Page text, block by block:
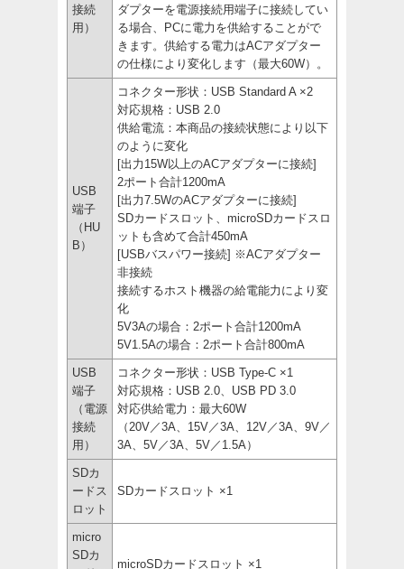
接続
用）
ダプターを電源接続用端子に接続してい
る場合、PCに電力を供給することがで
きます。供給する電力はACアダプター
の仕様により変化します（最大60W）。
USB
端子
（HU
B）
コネクター形状：USB Standard A ×2
対応規格：USB 2.0
供給電流：本商品の接続状態により以下
のように変化
[出力15W以上のACアダプターに接続]
2ポート合計1200mA
[出力7.5WのACアダプターに接続]
SDカードスロット、microSDカードスロ
ットも含めて合計450mA
[USBバスパワー接続] ※ACアダプター
非接続
接続するホスト機器の給電能力により変
化
5V3Aの場合：2ポート合計1200mA
5V1.5Aの場合：2ポート合計800mA
USB
端子
（電源
接続
用）
コネクター形状：USB Type-C ×1
対応規格：USB 2.0、USB PD 3.0
対応供給電力：最大60W
（20V／3A、15V／3A、12V／3A、9V／
3A、5V／3A、5V／1.5A）
SDカ
ードス
ロット
SDカードスロット ×1
micro
SDカ
microSDカードスロット ×1